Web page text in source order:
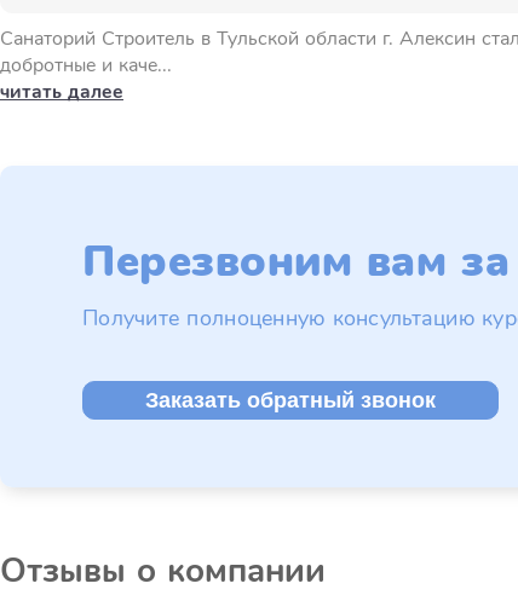
Санаторий Строитель в Тульской области г. Алексин
добротные и каче...
читать далее
Перезвоним вам
Получите полноценную консультацию
Заказать обратный звонок
Отзывы о компании